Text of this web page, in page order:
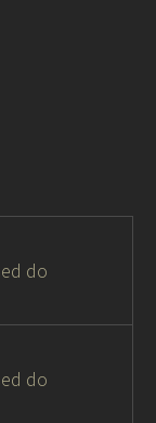
do
do